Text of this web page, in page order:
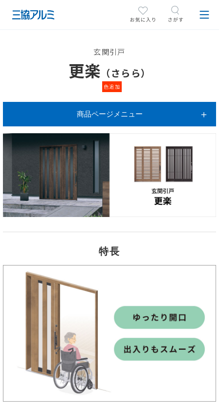
玄関引戸
更楽 （さらら）
色追加
商品ページメニュー
特長